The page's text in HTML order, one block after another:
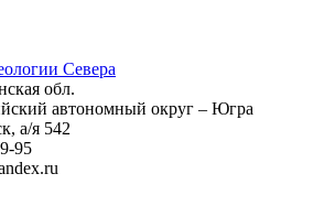
Севера
обл.
автономный округ – Югра
а/я 542
95